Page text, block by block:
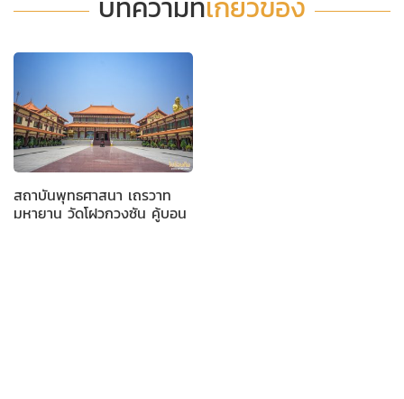
บทความที่เกี่ยวข้อง
สถาบันพุทธศาสนา เถรวาท
มหายาน วัดโฝวกวงซัน คู้บอน